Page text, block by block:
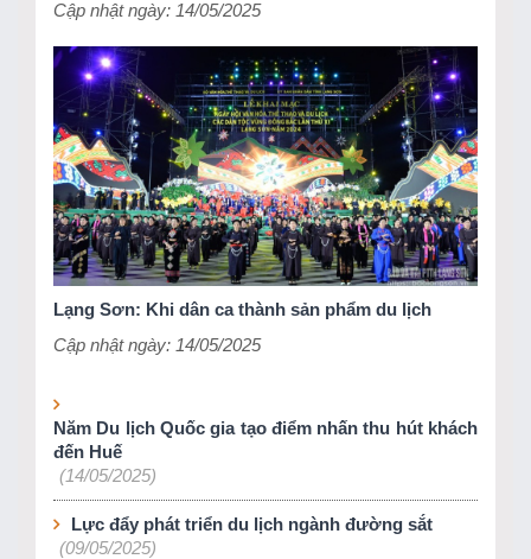
Cập nhật ngày: 14/05/2025
Lạng Sơn: Khi dân ca thành sản phẩm du lịch
Cập nhật ngày: 14/05/2025
Năm Du lịch Quốc gia tạo điểm nhấn thu hút khách
đến Huế
(14/05/2025)
Lực đẩy phát triển du lịch ngành đường sắt
(09/05/2025)